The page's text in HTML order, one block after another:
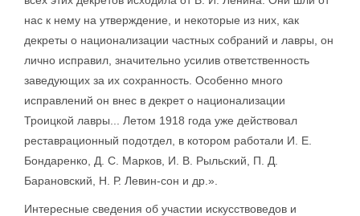
нас к нему на утверждение, и некоторые из них, как
декреты о национализации частных собраний и лавры, он
лично исправил, значительно усилив ответственность
заведующих за их сохранность. Особенно много
исправлений он внес в декрет о национализации
Троицкой лавры... Летом 1918 года уже действовал
реставрационный подотдел, в котором работали И. Е.
Бондаренко, Д. С. Марков, И. В. Рыльский, П. Д.
Барановский, Н. Р. Левин-сон и др.».
Интересные сведения об участии искусствоведов и